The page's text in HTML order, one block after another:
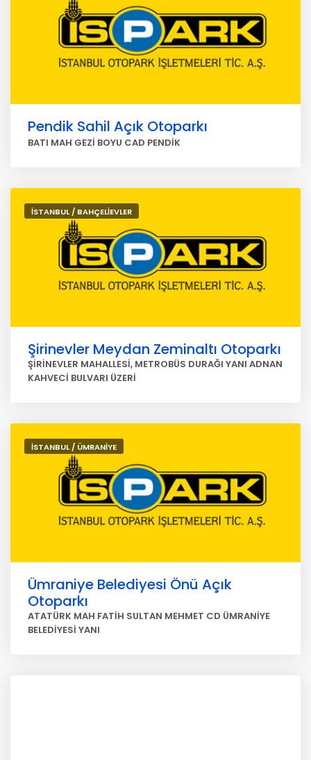
Pendik Sahil Açık Otoparkı
BATI MAH GEZİ BOYU CAD PENDİK
İSTANBUL / BAHÇELİEVLER
Şirinevler Meydan Zeminaltı Otoparkı
ŞİRİNEVLER MAHALLESİ, METROBÜS DURAĞI YANI ADNAN
KAHVECİ BULVARI ÜZERİ
İSTANBUL / ÜMRANİYE
Ümraniye Belediyesi Önü Açık
Otoparkı
ATATÜRK MAH FATİH SULTAN MEHMET CD ÜMRANİYE
BELEDİYESİ YANI